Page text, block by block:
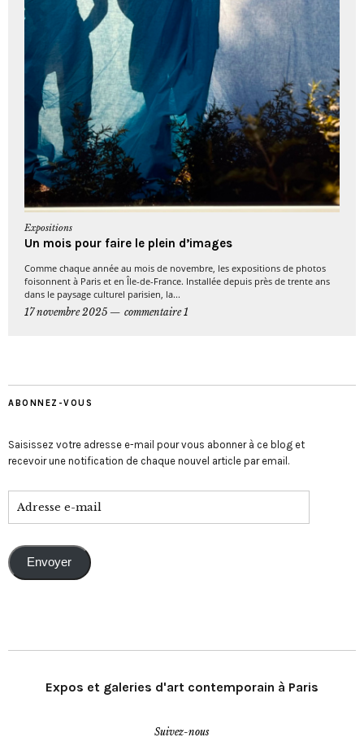
Expositions
Un mois pour faire le plein d’images
Comme chaque année au mois de novembre, les expositions de photos
foisonnent à Paris et en Île-de-France. Installée depuis près de trente ans
dans le paysage culturel parisien, la...
17 novembre 2025
commentaire 1
ABONNEZ-VOUS
Saisissez votre adresse e-mail pour vous abonner à ce blog et
recevoir une notification de chaque nouvel article par email.
Envoyer
Expos et galeries d'art contemporain à Paris
Suivez-nous